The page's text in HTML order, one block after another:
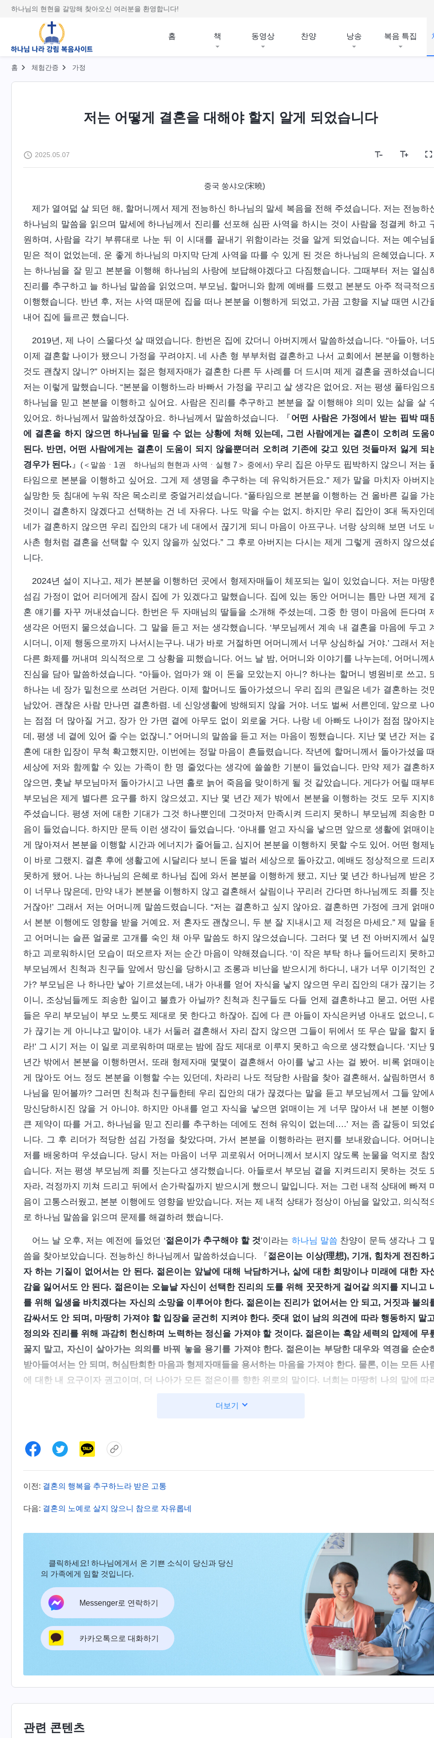
하나님의 현현을 갈망해 찾아오신 여러분을 환영합니다!
홈 책 동영상 찬양 낭송 복음 특집
홈 체험간증 가정
저는 어떻게 결혼을 대해야 할지 알게 되었습니다
2025.05.07
중국 쑹샤오(宋曉)
제가 열여덟 살 되던 해, 할머니께서 제게 전능하신 하나님의 말세 복음을 전해 주셨습니다. 저는 전능하
하나님의 말씀을 읽으며 말세에 하나님께서 진리를 선포해 심판 사역을 하시는 것이 사람을 정결케 하고
원하며, 사람을 각기 부류대로 나눈 뒤 이 시대를 끝내기 위함이라는 것을 알게 되었습니다. 저는 예수님
믿은 적이 없었는데, 운 좋게 하나님의 마지막 단계 사역을 따를 수 있게 된 것은 하나님의 은혜였습니다.
는 하나님을 잘 믿고 본분을 이행해 하나님의 사랑에 보답해야겠다고 다짐했습니다. 그때부터 저는 열심
진리를 추구하고 늘 하나님 말씀을 읽었으며, 부모님, 할머니와 함께 예배를 드렸고 본분도 아주 적극적으
이행했습니다. 반년 후, 저는 사역 때문에 집을 떠나 본분을 이행하게 되었고, 가끔 고향을 지날 때면 시간
내어 집에 들르곤 했습니다.
2019년, 제 나이 스물다섯 살 때였습니다. 한번은 집에 갔더니 아버지께서 말씀하셨습니다. “아들아, 너
이제 결혼할 나이가 됐으니 가정을 꾸려야지. 네 사촌 형 부부처럼 결혼하고 나서 교회에서 본분을 이행하
것도 괜찮지 않니?” 아버지는 젊은 형제자매가 결혼한 다른 두 사례를 더 드시며 제게 결혼을 권하셨습니
저는 이렇게 말했습니다. “본분을 이행하느라 바빠서 가정을 꾸리고 살 생각은 없어요. 저는 평생 풀타임으
하나님을 믿고 본분을 이행하고 싶어요. 사람은 진리를 추구하고 본분을 잘 이행해야 의미 있는 삶을 살
있어요. 하나님께서 말씀하셨잖아요. 하나님께서 말씀하셨습니다. 『 어떤 사람은 가정에서 받는 핍박 때
에 결혼을 하지 않으면 하나님을 믿을 수 없는 상황에 처해 있는데, 그런 사람에게는 결혼이 오히려 도움이
된다. 반면, 어떤 사람에게는 결혼이 도움이 되지 않을뿐더러 오히려 기존에 갖고 있던 것들마저 잃게 되
경우가 된다.』 (＜말씀ㆍ1권 하나님의 현현과 사역ㆍ실행 7＞ 중에서)우리 집은 아무도 핍박하지 않으니 저는
타임으로 본분을 이행하고 싶어요. 그게 제 생명을 추구하는 데 유익하거든요.” 제가 말을 마치자 아버지
실망한 듯 침대에 누워 작은 목소리로 중얼거리셨습니다. “풀타임으로 본분을 이행하는 건 올바른 길을 가
것이니 결혼하지 않겠다고 선택하는 건 네 자유다. 나도 막을 수는 없지. 하지만 우리 집안이 3대 독자인
네가 결혼하지 않으면 우리 집안의 대가 네 대에서 끊기게 되니 마음이 아프구나. 너랑 상의해 보면 너도 네
사촌 형처럼 결혼을 선택할 수 있지 않을까 싶었다.” 그 후로 아버지는 다시는 제게 그렇게 권하지 않으셨
니다.
2024년 설이 지나고, 제가 본분을 이행하던 곳에서 형제자매들이 체포되는 일이 있었습니다. 저는 마땅
섬김 가정이 없어 리더에게 잠시 집에 가 있겠다고 말했습니다. 집에 있는 동안 어머니는 틈만 나면 제게
혼 얘기를 자꾸 꺼내셨습니다. 한번은 두 자매님의 딸들을 소개해 주셨는데, 그중 한 명이 마음에 든다며 제
생각은 어떤지 물으셨습니다. 그 말을 듣고 저는 생각했습니다. ‘부모님께서 계속 내 결혼을 마음에 두고 계
시더니, 이제 행동으로까지 나서시는구나. 내가 바로 거절하면 어머니께서 너무 상심하실 거야.’ 그래서 저
다른 화제를 꺼내며 의식적으로 그 상황을 피했습니다. 어느 날 밤, 어머니와 이야기를 나누는데, 어머니께
진심을 담아 말씀하셨습니다. “아들아, 엄마가 왜 이 돈을 모았는지 아니? 하나는 할머니 병원비로 쓰고,
하나는 네 장가 밑천으로 쓰려던 거란다. 이제 할머니도 돌아가셨으니 우리 집의 큰일은 네가 결혼하는 것
남았어. 괜찮은 사람 만나면 결혼하렴. 네 신앙생활에 방해되지 않을 거야. 너도 벌써 서른인데, 앞으로 나이
는 점점 더 많아질 거고, 장가 안 가면 곁에 아무도 없이 외로울 거다. 나랑 네 아빠도 나이가 점점 많아지
데, 평생 네 곁에 있어 줄 수는 없잖니.” 어머니의 말씀을 듣고 저는 마음이 찡했습니다. 지난 몇 년간 저는
혼에 대한 입장이 무척 확고했지만, 이번에는 정말 마음이 흔들렸습니다. 작년에 할머니께서 돌아가셨을
세상에 저와 함께할 수 있는 가족이 한 명 줄었다는 생각에 쓸쓸한 기분이 들었습니다. 만약 제가 결혼하
않으면, 훗날 부모님마저 돌아가시고 나면 홀로 늙어 죽음을 맞이하게 될 것 같았습니다. 게다가 어릴 때부
부모님은 제게 별다른 요구를 하지 않으셨고, 지난 몇 년간 제가 밖에서 본분을 이행하는 것도 모두 지지
주셨습니다. 평생 저에 대한 기대가 그것 하나뿐인데 그것마저 만족시켜 드리지 못하니 부모님께 죄송한
음이 들었습니다. 하지만 문득 이런 생각이 들었습니다. ‘아내를 얻고 자식을 낳으면 앞으로 생활에 얽매이
게 많아져서 본분을 이행할 시간과 에너지가 줄어들고, 심지어 본분을 이행하지 못할 수도 있어. 어떤 형제
이 바로 그랬지. 결혼 후에 생활고에 시달리다 보니 돈을 벌러 세상으로 돌아갔고, 예배도 정상적으로 드리
못하게 됐어. 나는 하나님의 은혜로 하나님 집에 와서 본분을 이행하게 됐고, 지난 몇 년간 하나님께 받은
이 너무나 많은데, 만약 내가 본분을 이행하지 않고 결혼해서 살림이나 꾸리러 간다면 하나님께도 죄를 짓
거잖아!’ 그래서 저는 어머니께 말씀드렸습니다. “저는 결혼하고 싶지 않아요. 결혼하면 가정에 크게 얽매
서 본분 이행에도 영향을 받을 거예요. 저 혼자도 괜찮으니, 두 분 잘 지내시고 제 걱정은 마세요.” 제 말을
고 어머니는 슬픈 얼굴로 고개를 숙인 채 아무 말씀도 하지 않으셨습니다. 그러다 몇 년 전 아버지께서 실
하고 괴로워하시던 모습이 떠오르자 저는 순간 마음이 약해졌습니다. ‘이 작은 부탁 하나 들어드리지 못하
부모님께서 친척과 친구들 앞에서 망신을 당하시고 조롱과 비난을 받으시게 하다니, 내가 너무 이기적인
가? 부모님은 나 하나만 낳아 기르셨는데, 내가 아내를 얻어 자식을 낳지 않으면 우리 집안의 대가 끊기는
이니, 조상님들께도 죄송한 일이고 불효가 아닐까? 친척과 친구들도 다들 언제 결혼하냐고 묻고, 어떤 사
들은 우리 부모님이 부모 노릇도 제대로 못 한다고 하잖아. 집에 다 큰 아들이 자식은커녕 아내도 없으니,
가 끊기는 게 아니냐고 말이야. 내가 서둘러 결혼해서 자리 잡지 않으면 그들이 뒤에서 또 무슨 말을 할지
라!’ 그 시기 저는 이 일로 괴로워하며 때로는 밤에 잠도 제대로 이루지 못하고 속으로 생각했습니다. ‘지난
년간 밖에서 본분을 이행하면서, 또래 형제자매 몇몇이 결혼해서 아이를 낳고 사는 걸 봤어. 비록 얽매이
게 많아도 어느 정도 본분을 이행할 수는 있던데, 차라리 나도 적당한 사람을 찾아 결혼해서, 살림하면서
나님을 믿어볼까? 그러면 친척과 친구들한테 우리 집안의 대가 끊겼다는 말을 듣고 부모님께서 그들 앞에
망신당하시진 않을 거 아니야. 하지만 아내를 얻고 자식을 낳으면 얽매이는 게 너무 많아서 내 본분 이행에
큰 제약이 따를 거고, 하나님을 믿고 진리를 추구하는 데에도 전혀 유익이 없는데….’ 저는 좀 갈등이 되었
니다. 그 후 리더가 적당한 섬김 가정을 찾았다며, 가서 본분을 이행하라는 편지를 보내왔습니다. 어머니
저를 배웅하며 우셨습니다. 당시 저는 마음이 너무 괴로워서 어머니께서 보시지 않도록 눈물을 억지로 참
습니다. 저는 평생 부모님께 죄를 짓는다고 생각했습니다. 아들로서 부모님 곁을 지켜드리지 못하는 것도
자라, 걱정까지 끼쳐 드리고 뒤에서 손가락질까지 받으시게 했으니 말입니다. 저는 그런 내적 상태에 빠져
음이 고통스러웠고, 본분 이행에도 영향을 받았습니다. 저는 제 내적 상태가 정상이 아님을 알았고, 의식적
로 하나님 말씀을 읽으며 문제를 해결하려 했습니다.
어느 날 오후, 저는 예전에 들었던 ‘젊은이가 추구해야 할 것’이라는 하나님 말씀 찬양이 문득 생각나 그
씀을 찾아보았습니다. 전능하신 하나님께서 말씀하셨습니다. 『젊은이는 이상(理想), 기개, 힘차게 전진하
자 하는 기질이 없어서는 안 된다. 젊은이는 앞날에 대해 낙담하거나, 삶에 대한 희망이나 미래에 대한 자
감을 잃어서도 안 된다. 젊은이는 오늘날 자신이 선택한 진리의 도를 위해 꿋꿋하게 걸어갈 의지를 지니고
를 위해 일생을 바치겠다는 자신의 소망을 이루어야 한다. 젊은이는 진리가 없어서는 안 되고, 거짓과 불의
감싸서도 안 되며, 마땅히 가져야 할 입장을 굳건히 지켜야 한다. 줏대 없이 남의 의견에 따라 행동하지 말
정의와 진리를 위해 과감히 헌신하며 노력하는 정신을 가져야 할 것이다. 젊은이는 흑암 세력의 압제에 무
꿇지 말고, 자신이 살아가는 의의를 바꿔 놓을 용기를 가져야 한다. 젊은이는 부당한 대우와 역경을 순순
받아들여서는 안 되며, 허심탄회한 마음과 형제자매들을 용서하는 마음을 가져야 한다. 물론, 이는 모든 사
에 대한 내 요구이자 권고이며, 더 나아가 모든 젊은이를 향한 위로의 말이다. 너희는 마땅히 나의 말에 따
는 아름답고 선한 모든 것을 추구하고, 모든 긍정적인 사물의 실제를 얻어야 한다. 또한, 자신의 삶에 책임을
리를 찾고 얻을 기회도 얻기 어렵건만, 너희는 어찌하여 이 좋은 시간을 소중히 간직해 금생에 추구할 바른길
로 삼지 않는 것이냐? 또 어찌하여 항상 진리와 정의를 거들떠보지도 않는 것이냐? 어찌하여 늘 사람을 우롱
하는 불의와 불결함으로 인해 스스로를 짓밟고 망치는 것이냐?』(＜말씀ㆍ1권 하나님의 현현과 사역ㆍ나이
자와 젊은 자들에게 전하는 말＞ 중에서)하나님의 말씀을 읽으니 마치 하나님께서 저를 마주 보고 가르치시는 것
같아 큰 힘을 얻었습니다. 하나님께서 젊은이가 진리를 추구하는 것에 대해 큰 기대를 하고 계심을 알 수 있
라, 입장도 굳건히 지켜 세류에 휩쓸리지 않고 사리를 분별할 줄 알아야 합니다. 저는 젊었을 때부터 하나
을 믿고 정의를 동경하며 진리를 사모했던 베드로가 생각났습니다. 그의 부모는 그가 학교에 가서 훗날 말단
벼슬자리라도 하나 차지하기를 바랐지만, 베드로는 그것이 올바른 길을 추구하는 것과 상반되는 헛된 인생
임을 알았습니다. 그는 부모에게 속박되지 않고 여전히 하나님을 믿는 길을 선택했습니다. 베드로는 시비를
분별할 줄 알았고 입장이 확고했으며, 사람에게서 나온 것은 증오하고 저버리며 따르지 않았고, 하나님에게
서 나온 것은 모욕을 당하고 심지어 목숨을 버릴지언정 따랐습니다. 그리하여 결국 하나님께 온전케 되어
장 의미 있는 인생을 살았습니다. 베드로의 체험에 저 자신을 비추어 보니 너무나 부끄러웠습니다. 저는 결
문제로 이방인에게 비난을 받고 약간의 모욕과 고통을 겪자 이내 입장을 잃었고, 아내를 얻고 자식을 낳아 부
모에게 효도하는 것과 피조물의 본분을 이행하는 것을 똑같이 중요하게 여겼습니다. 저는 양쪽을 오가며
팡질팡하고 우왕좌왕했습니다. 지금은 바로 하나님께서 사람을 구원하시는 사역의 중요한 시기입니다. 이
제가 아내를 얻고 자식을 낳는다면 처자식을 먹여 살리기 위해 분주하게 일해야 할 것이고, 본분을 이행하
진리를 추구할 시간과 에너지가 더는 없을 것입니다. 지금과 같은 유리한 조건을 잃는다면 저는 평생 후회
게 될 것입니다. 여기까지 깨닫고 나니, 한편으로는 가정을 꾸려 살면서 다른 한편으로는 하나님을 잘 믿고
더보기
이전: 결혼의 행복을 추구하느라 받은 고통
다음: 결혼의 노예로 살지 않으니 참으로 자유롭네
클릭하세요! 하나님에게서 온 기쁜 소식이 당신과 당신
의 가족에게 임할 것입니다.
Messenger로 연락하기
카카오톡으로 대화하기
관련 콘텐츠